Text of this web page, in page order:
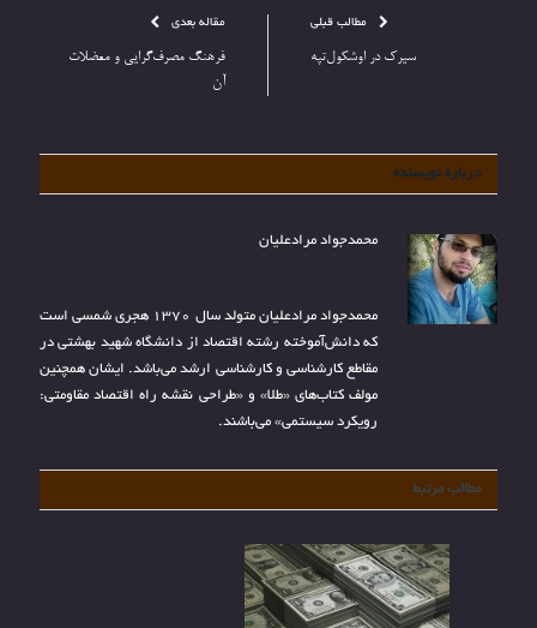
مطالب قبلی
سیرک در اوشکول‌تپه
مقاله بعدی
فرهنگ مصرف‌گرایی و معضلات
آن
درباره نویسنده
محمدجواد مرادعلیان
محمدجواد مرادعلیان متولد سال 1370 هجری شمسی است
که دانش‌آموخته رشته اقتصاد از دانشگاه شهید بهشتی در
مقاطع کارشناسی و کارشناسی ارشد می‌باشد. ایشان همچنین
مولف کتاب‌های «طلا» و «طراحی نقشه راه اقتصاد مقاومتی:
رویکرد سیستمی» می‌باشند.
مطالب مرتبط